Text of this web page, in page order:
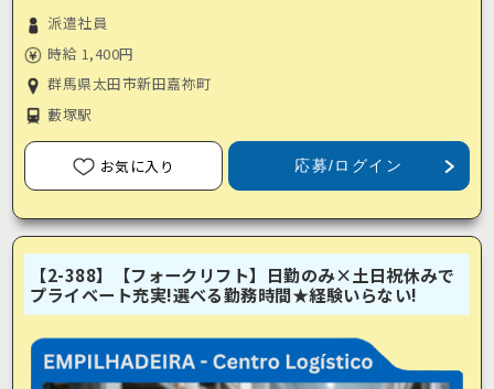
派遣社員
時給 1,400円
群馬県太田市新田嘉祢町
藪塚駅
お気に入り 応募/ログイン
【2-388】【フォークリフト】日勤のみ×土日祝休みで
プライベート充実!選べる勤務時間★経験いらない!